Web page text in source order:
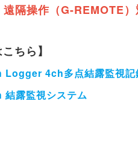
隔操作（G-REMOTE
ちら】
Logger 4ch多点結露監視記
露監視システム